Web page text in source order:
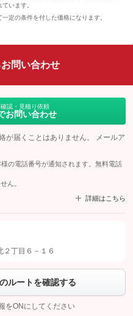
います。
定の条件を付した価格になります。
問い合わせ
認・見積り依頼
お問い合わせ
が届くことはありません。 メールア
の電話番号が通知されます。無料電話
ん。
詳細はこちら
追加してから「許可する」ボタンを押
して問い合わせを
丁目６－１６
ルートを確認する
をONにしてください